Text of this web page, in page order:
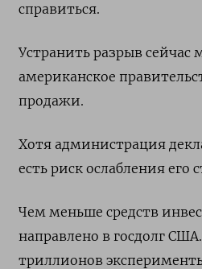
справиться.
Устранить разрыв сейчас
американское
продажи.
Хотя администрация
есть риск ослабления
Чем меньше средств
направлено в госдолг
триллионов